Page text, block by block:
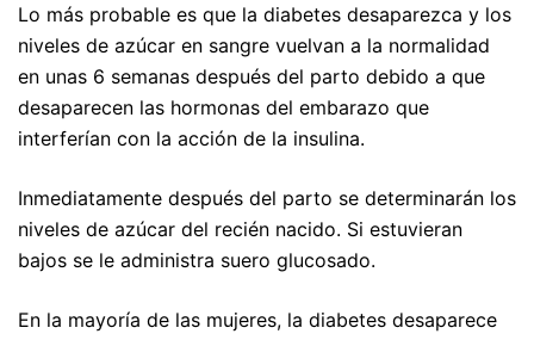
Lo más probable es que la diabetes desaparezca y los
niveles de azúcar en sangre vuelvan a la normalidad
en unas 6 semanas después del parto debido a que
desaparecen las hormonas del embarazo que
interferían con la acción de la insulina.
Inmediatamente después del parto se determinarán los
niveles de azúcar del recién nacido. Si estuvieran
bajos se le administra suero glucosado.
En la mayoría de las mujeres, la diabetes desaparece